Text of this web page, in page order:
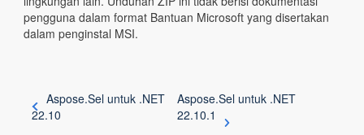
pengguna dalam format Bantuan Microsoft yang disertakan
dalam penginstal MSI.
Aspose.Sel untuk .NET
22.10
Aspose.Sel untuk .NET
22.10.1